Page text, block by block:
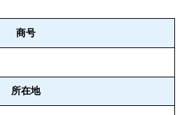
商号
所在地